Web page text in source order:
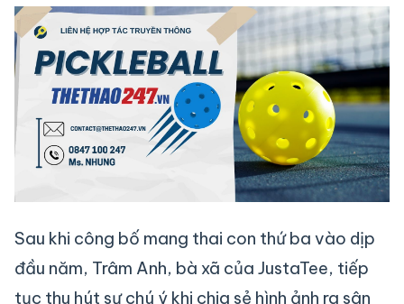
Sau khi công bố mang thai con thứ ba vào dịp
đầu năm, Trâm Anh, bà xã của JustaTee, tiếp
tục thu hút sự chú ý khi chia sẻ hình ảnh ra sân